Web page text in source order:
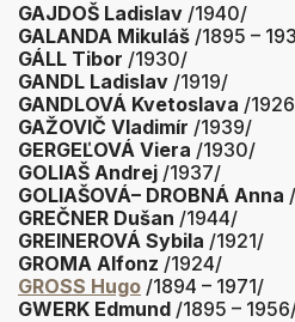
GAJDOŠ Ladislav /1940/
GALANDA Mikuláš /1895 –
GÁLL Tibor /1930/
GANDL Ladislav /1919/
GANDLOVÁ Kvetoslava /
GAŽOVIČ Vladimír /1939/
GERGEĽOVÁ Viera /1930/
GOLIAŠ Andrej /1937/
GOLIAŠOVÁ– DROBNÁ Anna
GREČNER Dušan /1944/
GREINEROVÁ Sybila /1921/
GROMA Alfonz /1924/
GROSS Hugo /1894 – 1971/
GWERK Edmund /1895 –